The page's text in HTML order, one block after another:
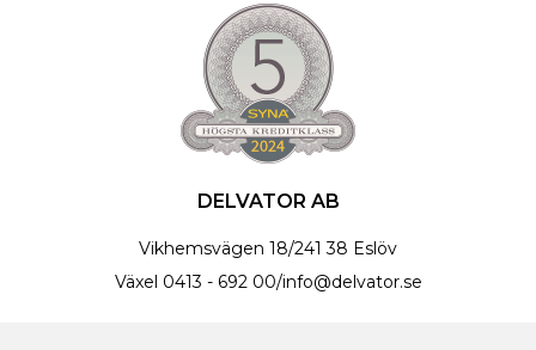
DELVATOR AB
Vikhemsvägen 18/241 38 Eslöv
Växel 0413 - 692 00/info@delvator.se